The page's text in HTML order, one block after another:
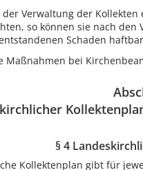
Verwaltung der
so können sie nach
Schaden
Maßnahmen bei
§ 4
Kollektenplan gibt für